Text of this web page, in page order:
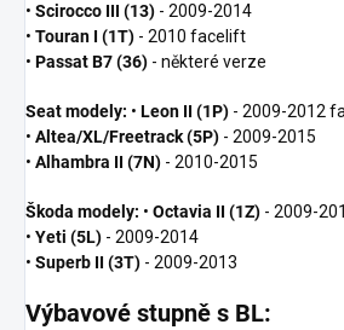
• Scirocco III (13) - 2009-2014
• Touran I (1T) - 2010 facelift
• Passat B7 (36) - některé verze
Seat modely: • Leon II (1P) - 2009-2012
• Altea/XL/Freetrack (5P) - 2009-2015
• Alhambra II (7N) - 2010-2015
Škoda modely: • Octavia II (1Z) - 2009-
• Yeti (5L) - 2009-2014
• Superb II (3T) - 2009-2013
Výbavové stupně s BL: